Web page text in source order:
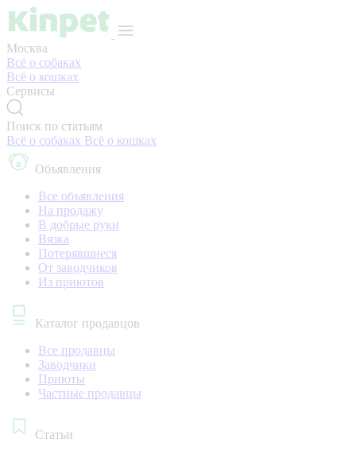
Москва
Всё о собаках
Всё о кошках
Сервисы
Поиск по статьям
Всё о собаках Всё о кошках
Объявления
Все объявления
На продажу
В добрые руки
Вязка
Потерявшиеся
От заводчиков
Из приютов
Каталог продавцов
Все продавцы
Заводчики
Приюты
Частные продавцы
Статьи